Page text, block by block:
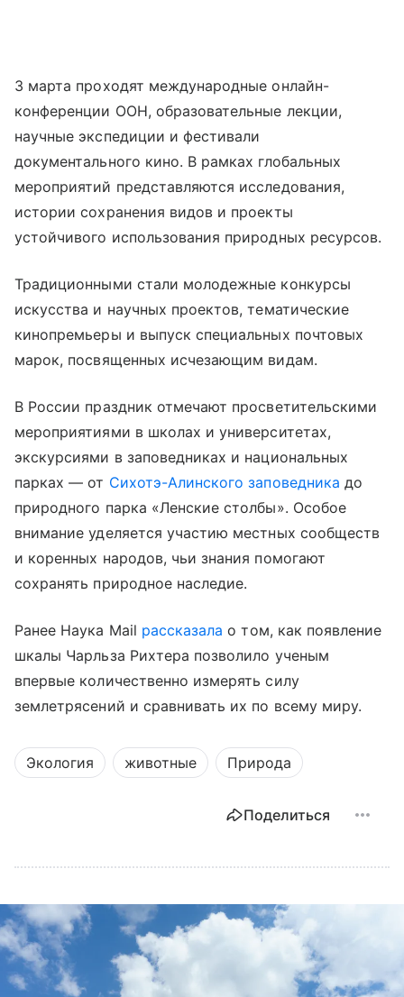
3 марта проходят международные онлайн-
конференции ООН, образовательные лекции,
научные экспедиции и фестивали
документального кино. В рамках глобальных
мероприятий представляются исследования,
истории сохранения видов и проекты
устойчивого использования природных ресурсов.
Традиционными стали молодежные конкурсы
искусства и научных проектов, тематические
кинопремьеры и выпуск специальных почтовых
марок, посвященных исчезающим видам.
В России праздник отмечают просветительскими
мероприятиями в школах и университетах,
экскурсиями в заповедниках и национальных
парках — от Сихотэ-Алинского заповедника до
природного парка «Ленские столбы». Особое
внимание уделяется участию местных сообществ
и коренных народов, чьи знания помогают
сохранять природное наследие.
Ранее Наука Mail рассказала о том, как появление
шкалы Чарльза Рихтера позволило ученым
впервые количественно измерять силу
землетрясений и сравнивать их по всему миру.
Экология животные Природа
Поделиться